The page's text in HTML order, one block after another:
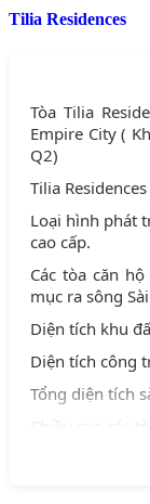
Tilia Residences
Tòa Tilia
Empire City (
Q2)
Tilia
Loại hình phát
cao cấp.
Các tòa căn
mục ra sông
Diện tích khu
Diện tích công
Tổng diện tích
Chiều cao các